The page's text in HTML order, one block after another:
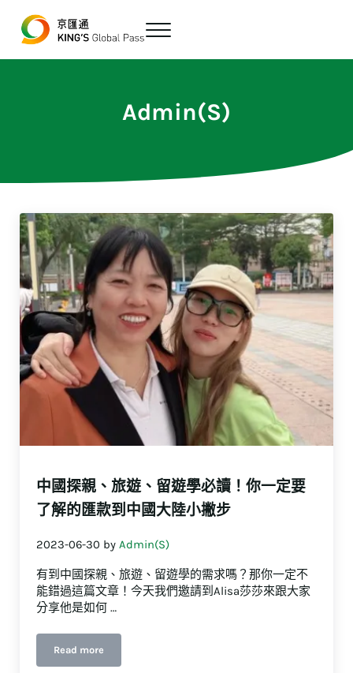
京匯通 官方網站
Menu
Admin(S)
中國探親、旅遊、留遊學必讀！你一定要
了解的匯款到中國大陸小撇步
2023-06-30 byAdmin(S)
有到中國探親、旅遊、留遊學的需求嗎？那你一定不
能錯過這篇文章！今天我們邀請到Alisa莎莎來跟大家
分享他是如何 …
Read more中國探親、旅遊、留遊學必讀！你一定要了解的匯款到中國